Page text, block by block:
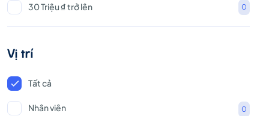
30 Triệu ₫ trở lên 0
Vị trí
Tất cả
Nhân viên 0